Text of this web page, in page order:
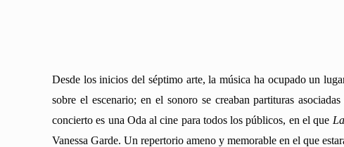
Desde los inicios del séptimo arte, la música ha ocupado un
sobre el escenario; en el sonoro se creaban partituras
concierto es una Oda al cine para todos los públicos, en el que
Vanessa Garde. Un repertorio ameno y memorable en el que